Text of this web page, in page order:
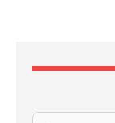
Recherche